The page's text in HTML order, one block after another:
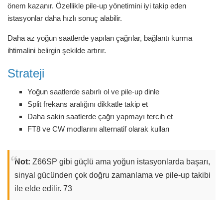
önem kazanır. Özellikle pile-up yönetimini iyi takip eden
istasyonlar daha hızlı sonuç alabilir.
Daha az yoğun saatlerde yapılan çağrılar, bağlantı kurma
ihtimalini belirgin şekilde artırır.
Strateji
Yoğun saatlerde sabırlı ol ve pile-up dinle
Split frekans aralığını dikkatle takip et
Daha sakin saatlerde çağrı yapmayı tercih et
FT8 ve CW modlarını alternatif olarak kullan
Not: Z66SP gibi güçlü ama yoğun istasyonlarda başarı,
sinyal gücünden çok doğru zamanlama ve pile-up takibi
ile elde edilir. 73